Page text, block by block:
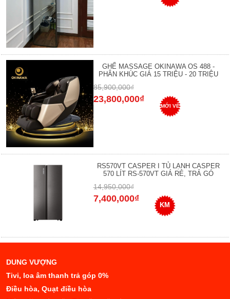
GHẾ MASSAGE OKINAWA OS 488 -
PHÂN KHÚC GIÁ 15 TRIỆU - 20 TRIỆU
85,900,000₫
23,800,000₫
MỚI VỀ
RS570VT CASPER I TỦ LẠNH CASPER
570 LÍT RS-570VT GIÁ RẺ, TRẢ GÓ
14,950,000₫
7,400,000₫
KM
DUNG VƯỢNG
Tivi, loa âm thanh trả góp 0%
Điều hòa, Quạt điều hòa